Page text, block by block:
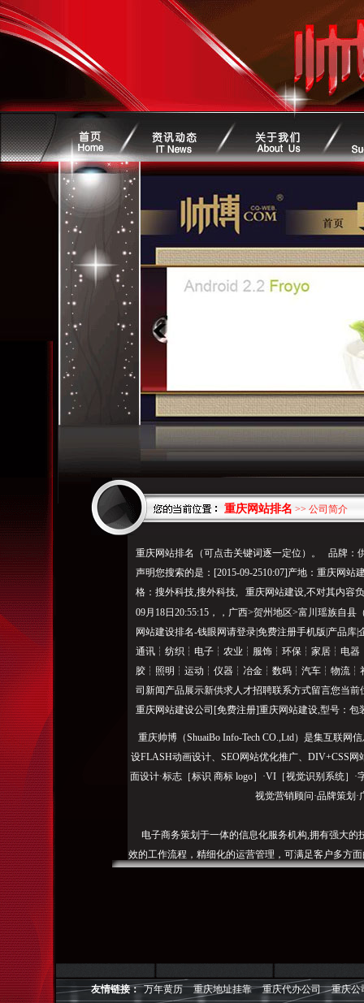
重庆网站排名 >> 公司简介
重庆网站排名（可点击关键词逐一定位）。 品牌：
声明您搜索的是：[2015-09-2510:07]产地：重庆网
格：搜外科技,搜外科技, 重庆网站建设,不对其内容
09月18日20:55:15，，广西>贺州地区>富川瑶族自
网站建设排名-钱眼网请登录|免费注册手机版|产品
通讯┆纺织┆电子┆农业┆服饰┆环保┆家居┆电
胶┆照明┆运动┆仪器┆冶金┆数码┆汽车┆物流┆
司新闻产品展示新供求人才招聘联系方式留言您当
重庆网站建设公司[免费注册]重庆网站建设,型号：
重庆帅博（ShuaiBo Info-Tech CO.,Ltd）是集互联网
设FLASH动画设计、SEO网站优化推广、DIV+CSS
面设计·标志［标识 商标 logo］·VI［视觉识别系统］·
视觉营销顾问·品牌策划
电子商务策划于一体的信息化服务机构,拥有强大的
效的工作流程，精细化的运营管理，可满足客户多方
◎帅博——用灵魂来设计，我
友情链接： 万年黄历 重庆地址挂靠 重庆代办公司
重庆公